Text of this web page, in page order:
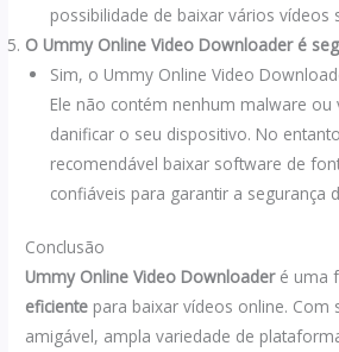
possibilidade de baixar vários vídeos
O Ummy Online Video Downloader é
Sim, o Ummy Online Video
Ele não contém nenhum malware ou
danificar o seu dispositivo. No
recomendável baixar software de
confiáveis ​​para garantir a segurança
Conclusão
Ummy Online Video Downloaderé uma
eficiente para baixar vídeos online. Com
amigável, ampla variedade de